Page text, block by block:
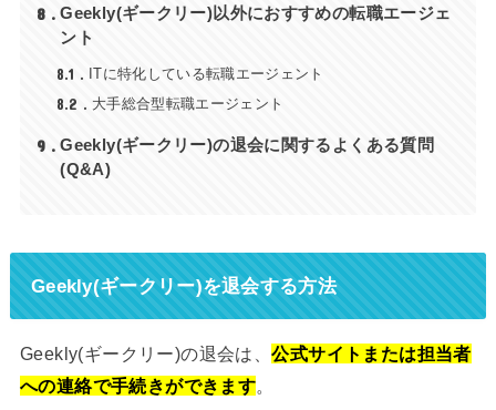
8
Geekly(ギークリー)以外におすすめの転職エージェ
ント
8.1 ITに特化している転職エージェント
8.2 大手総合型転職エージェント
9
Geekly(ギークリー)の退会に関するよくある質問
(Q&A)
Geekly(ギークリー)を退会する方法
Geekly(ギークリー)の退会は、公式サイトまたは担当者
への連絡で手続きができます。